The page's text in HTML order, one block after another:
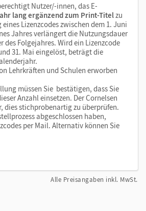
Nutzer/-innen, das E-
lang ergänzend zum Print-Titelzu
Lizenzcodes zwischen dem 1. Juni
Jahres verlängert die Nutzungsdauer
des Folgejahres. Wird ein Lizenzcode
31. Mai eingelöst, beträgt die
Lehrkräften und Schulen erworben
müssen Sie bestätigen, dass Sie
Anzahl einsetzen. Der Cornelsen
dies stichprobenartig zu überprüfen.
abgeschlossen haben,
per Mail. Alternativ können Sie
Alle Preisangaben inkl. MwSt.